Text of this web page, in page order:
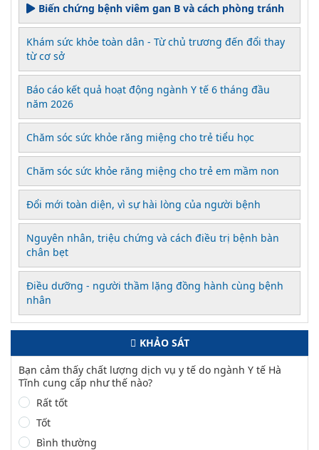
Biến chứng bệnh viêm gan B và cách phòng tránh
Khám sức khỏe toàn dân - Từ chủ trương đến đổi thay
từ cơ sở
Báo cáo kết quả hoạt động ngành Y tế 6 tháng đầu
năm 2026
Chăm sóc sức khỏe răng miệng cho trẻ tiểu học
Chăm sóc sức khỏe răng miệng cho trẻ em mầm non
Đổi mới toàn diện, vì sự hài lòng của người bệnh
Nguyên nhân, triệu chứng và cách điều trị bệnh bàn
chân bẹt
Điều dưỡng - người thầm lặng đồng hành cùng bệnh
nhân
KHẢO SÁT
Bạn cảm thấy chất lượng dịch vụ y tế do ngành Y tế Hà
Tĩnh cung cấp như thế nào?
Rất tốt
Tốt
Bình thường